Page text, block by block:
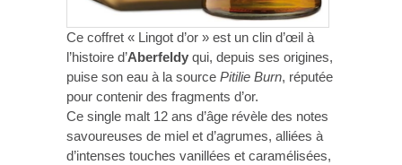
Ce coffret « Lingot d’or » est un clin d’œil à
l’histoire d’Aberfeldy qui, depuis ses origines,
puise son eau à la source Pitilie Burn, réputée
pour contenir des fragments d’or.
Ce single malt 12 ans d’âge révèle des notes
savoureuses de miel et d’agrumes, alliées à
d’intenses touches vanillées et caramélisées,